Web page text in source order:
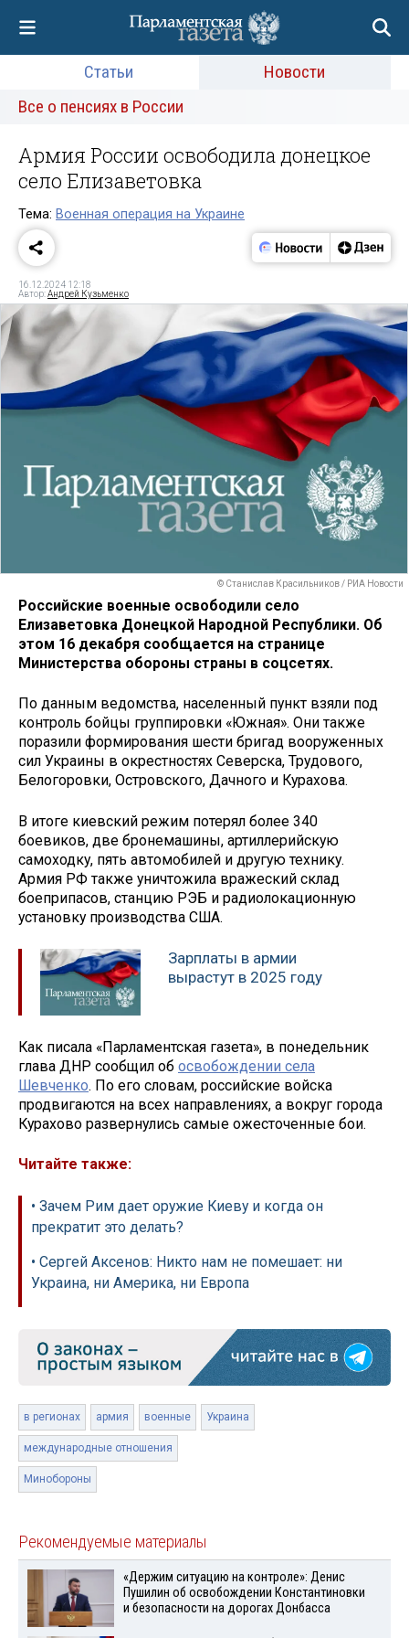
Статьи
Новости
Все о пенсиях в России
Армия России освободила донецкое
село Елизаветовка
Тема: Военная операция на Украине
16.12.2024 12:18
Автор:Андрей Кузьменко
© Станислав Красильников / РИА Новости
Российские военные освободили село
Елизаветовка Донецкой Народной Республики. Об
этом 16 декабря сообщается на странице
Министерства обороны страны в соцсетях.
По данным ведомства, населенный пункт взяли под
контроль бойцы группировки «Южная». Они также
поразили формирования шести бригад вооруженных
сил Украины в окрестностях Северска, Трудового,
Белогоровки, Островского, Дачного и Курахова.
В итоге киевский режим потерял более 340
боевиков, две бронемашины, артиллерийскую
самоходку, пять автомобилей и другую технику.
Армия РФ также уничтожила вражеский склад
боеприпасов, станцию РЭБ и радиолокационную
установку производства США.
Зарплаты в армии
вырастут в 2025 году
Как писала «Парламентская газета», в понедельник
глава ДНР сообщил об освобождении села
Шевченко. По его словам, российские войска
продвигаются на всех направлениях, а вокруг города
Курахово развернулись самые ожесточенные бои.
Читайте также:
• Зачем Рим дает оружие Киеву и когда он
прекратит это делать?
• Сергей Аксенов: Никто нам не помешает: ни
Украина, ни Америка, ни Европа
в регионах армия военные Украина
международные отношения
Минобороны
Рекомендуемые материалы
«Держим ситуацию на контроле»: Денис
Пушилин об освобождении Константиновки
и безопасности на дорогах Донбасса